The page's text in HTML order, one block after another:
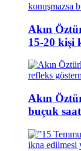
Akın
15-20 kişi
Akın
buçuk